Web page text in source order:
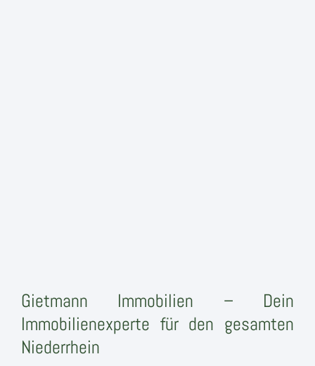
Gietmann Immobilien – Dein
Immobilienexperte für den gesamten
Niederrhein